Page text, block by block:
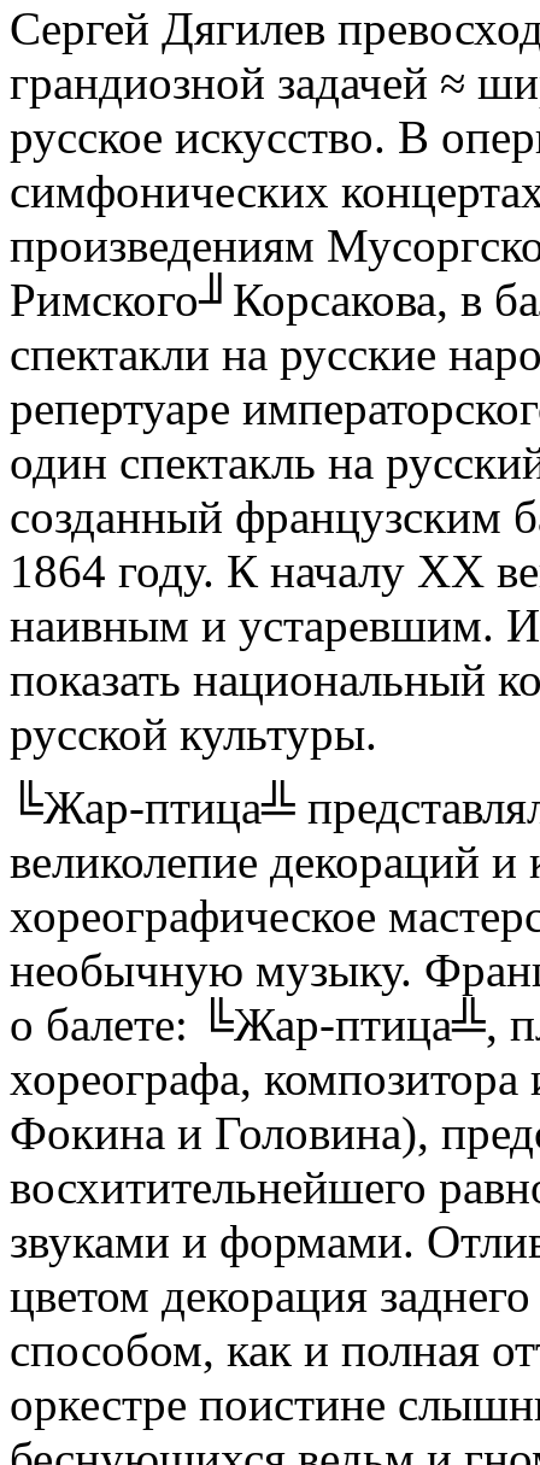
Сергей Дягилев
грандиозной задачей ≈
русское искусство. В
симфонических
произведениям
Римского╜Корсакова, в
спектакли на русские
репертуаре
один спектакль на
созданный французским
1864 году. К началу ХХ
наивным и устаревшим. И
показать национальный
русской культуры.
╚Жар-птица╩
великолепие декораций
хореографическое
необычную музыку.
о балете: ╚Жар-птица╩,
хореографа,
Фокина и Головина),
восхитительнейшего
звуками и формами.
цветом декорация
способом, как и полная
оркестре поистине